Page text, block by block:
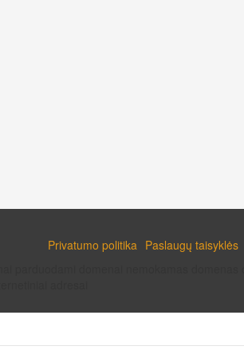
Privatumo politika Paslaugų taisyklės